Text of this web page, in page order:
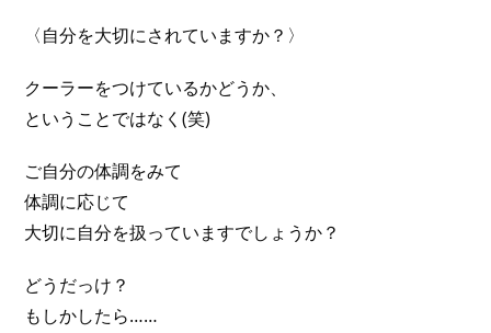
〈自分を大切にされていますか？〉
クーラーをつけているかどうか、
ということではなく(笑)
ご自分の体調をみて
体調に応じて
大切に自分を扱っていますでしょうか？
どうだっけ？
もしかしたら……